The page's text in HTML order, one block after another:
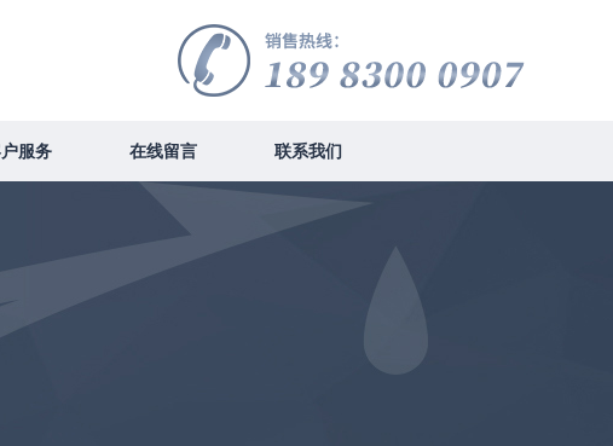
服务 在线留言 联系我们